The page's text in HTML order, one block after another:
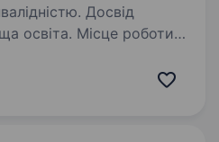
Досвід
роботи:
бригади.